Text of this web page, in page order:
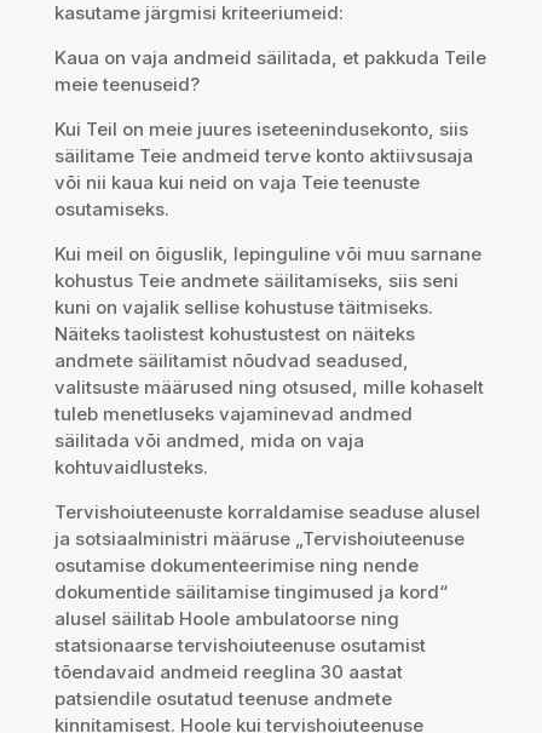
kasutame järgmisi kriteeriumeid:
Kaua on vaja andmeid säilitada, et pakkuda Teile
meie teenuseid?
Kui Teil on meie juures iseteenindusekonto, siis
säilitame Teie andmeid terve konto aktiivsusaja
või nii kaua kui neid on vaja Teie teenuste
osutamiseks.
Kui meil on õiguslik, lepinguline või muu sarnane
kohustus Teie andmete säilitamiseks, siis seni
kuni on vajalik sellise kohustuse täitmiseks.
Näiteks taolistest kohustustest on näiteks
andmete säilitamist nõudvad seadused,
valitsuste määrused ning otsused, mille kohaselt
tuleb menetluseks vajaminevad andmed
säilitada või andmed, mida on vaja
kohtuvaidlusteks.
Tervishoiuteenuste korraldamise seaduse alusel
ja sotsiaalministri määruse „Tervishoiuteenuse
osutamise dokumenteerimise ning nende
dokumentide säilitamise tingimused ja kord“
alusel säilitab Hoole ambulatoorse ning
statsionaarse tervishoiuteenuse osutamist
tõendavaid andmeid reeglina 30 aastat
patsiendile osutatud teenuse andmete
kinnitamisest. Hoole kui tervishoiuteenuse